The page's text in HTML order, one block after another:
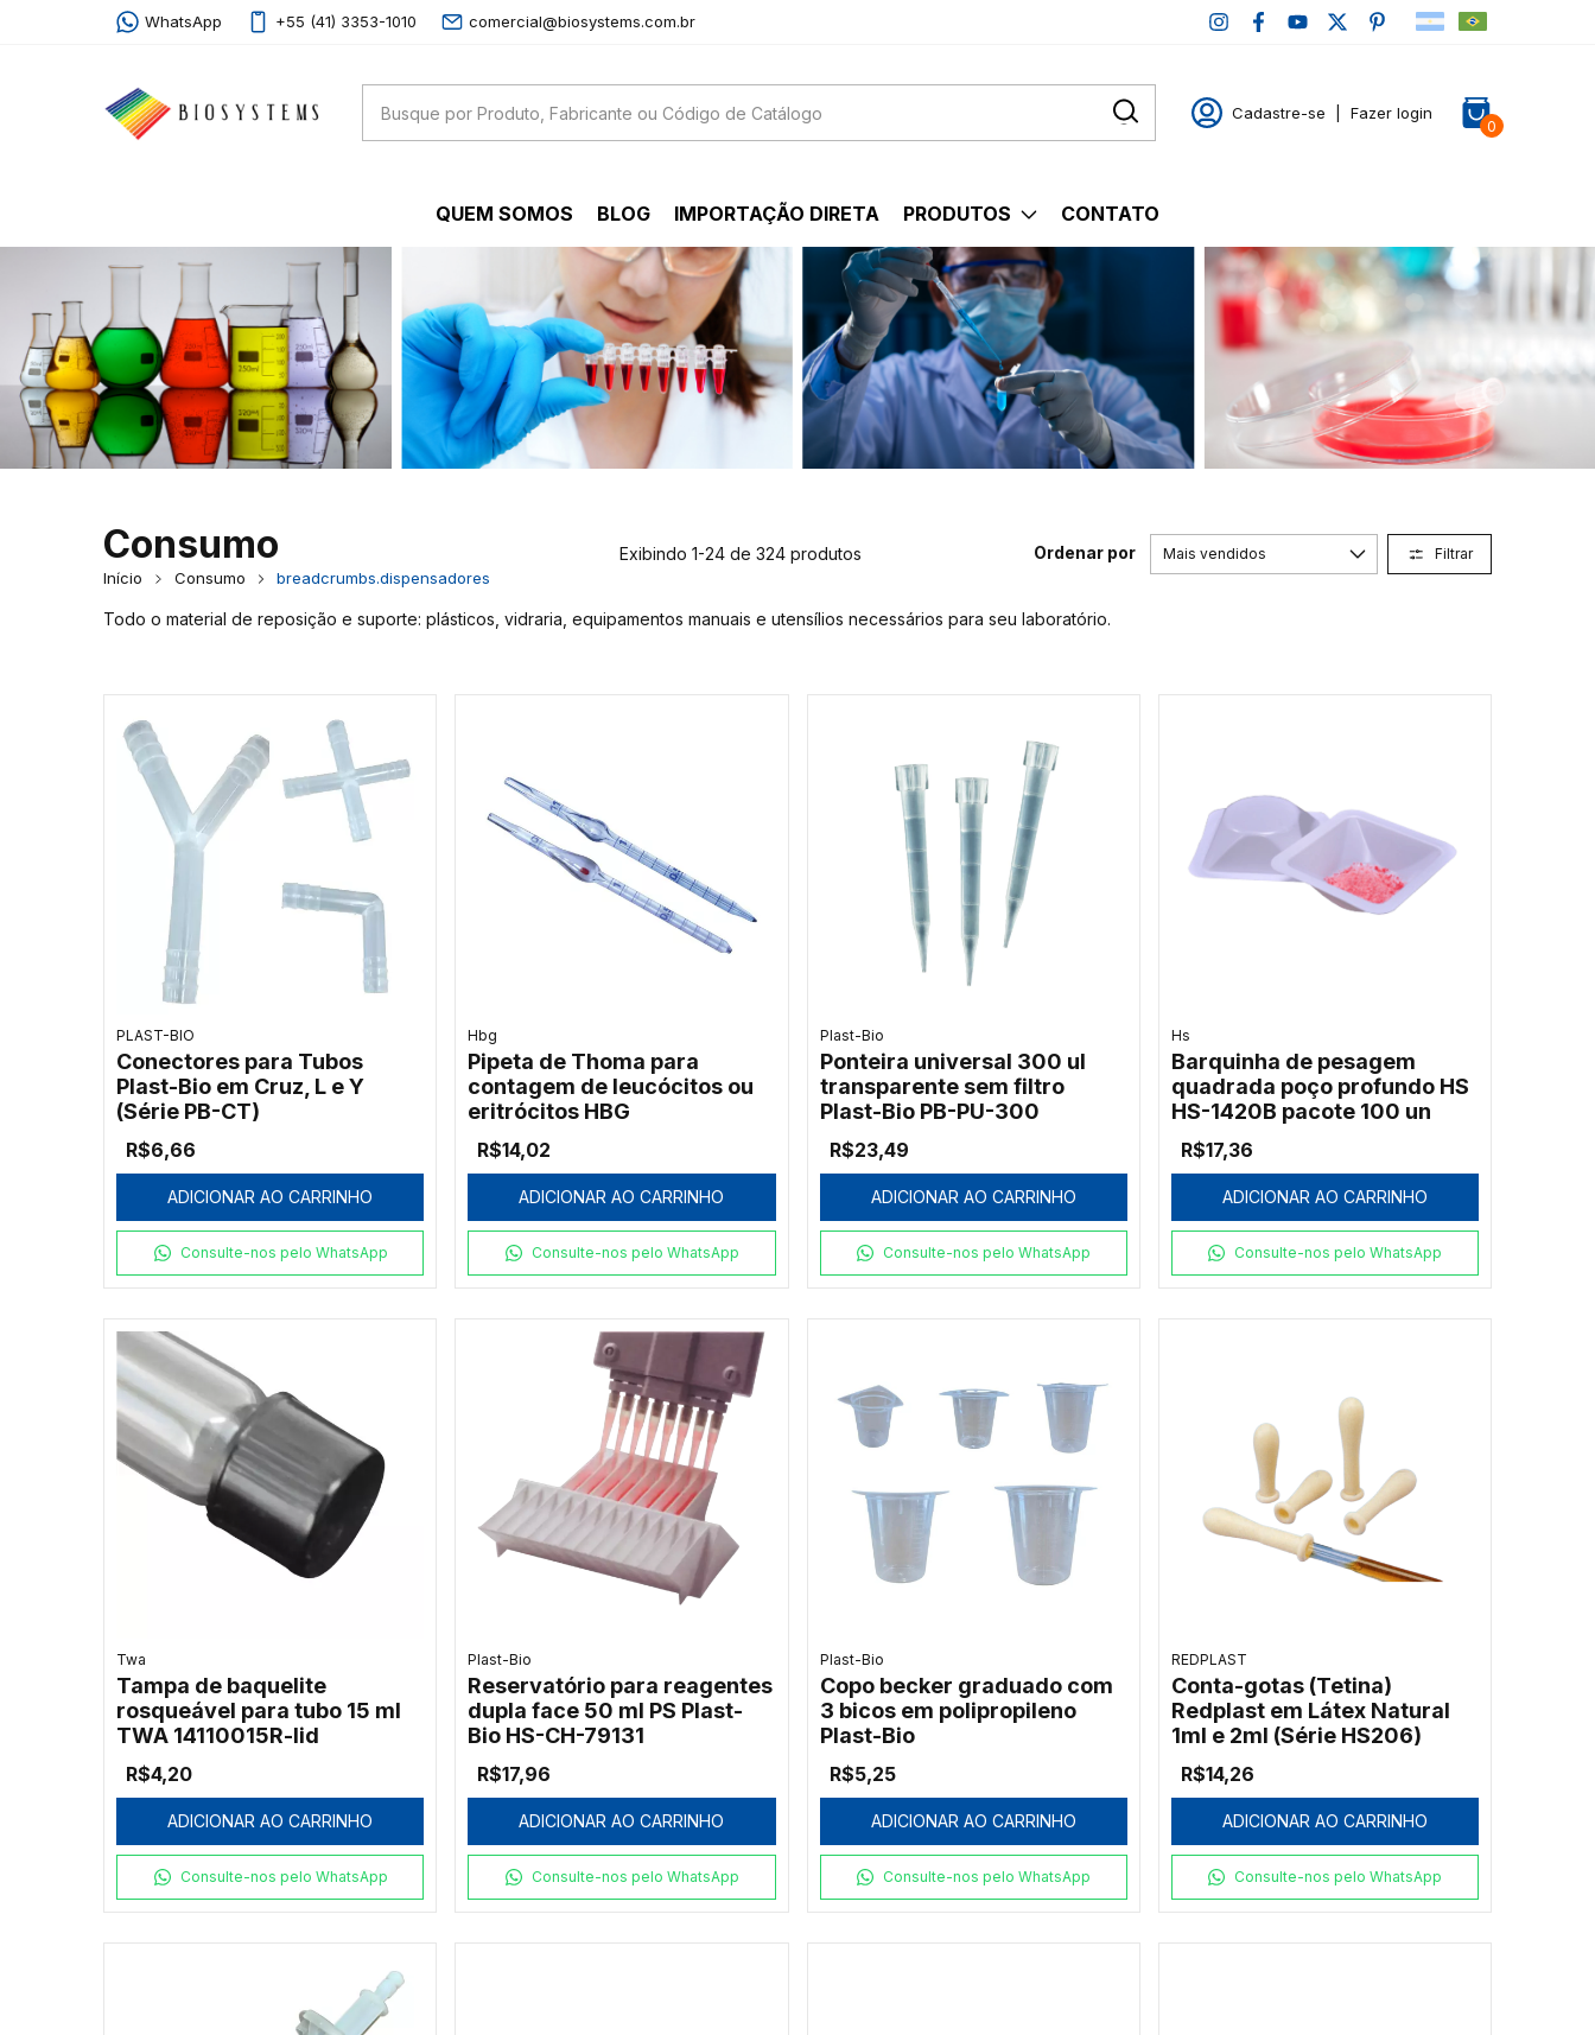
WhatsApp +55 (41) 3353-1010 comercial@biosystems.com.br
Cadastre-se Fazer login
0
QUEM SOMOS BLOG IMPORTAÇÃO DIRETA PRODUTOS CONTATO
Consumo
Início Consumo breadcrumbs.dispensadores
Exibindo 1-24 de 324 produtos Ordenar por Filtrar
Todo o material de reposição e suporte: plásticos, vidraria, equipamentos manuais e utensílios necessários para seu laboratório.
PLAST-BIO
Conectores para Tubos
Plast-Bio em Cruz, L e Y
(Série PB-CT)
R$6,66
ADICIONAR AO CARRINHO
Consulte-nos pelo WhatsApp
Hbg
Pipeta de Thoma para
contagem de leucócitos ou
eritrócitos HBG
R$14,02
ADICIONAR AO CARRINHO
Consulte-nos pelo WhatsApp
Plast-Bio
Ponteira universal 300 ul
transparente sem filtro
Plast-Bio PB-PU-300
R$23,49
ADICIONAR AO CARRINHO
Consulte-nos pelo WhatsApp
Hs
Barquinha de pesagem
quadrada poço profundo HS
HS-1420B pacote 100 un
R$17,36
ADICIONAR AO CARRINHO
Consulte-nos pelo WhatsApp
Twa
Tampa de baquelite
rosqueável para tubo 15 ml
TWA 14110015R-lid
R$4,20
ADICIONAR AO CARRINHO
Consulte-nos pelo WhatsApp
Plast-Bio
Reservatório para reagentes
dupla face 50 ml PS Plast-
Bio HS-CH-79131
R$17,96
ADICIONAR AO CARRINHO
Consulte-nos pelo WhatsApp
Plast-Bio
Copo becker graduado com
3 bicos em polipropileno
Plast-Bio
R$5,25
ADICIONAR AO CARRINHO
Consulte-nos pelo WhatsApp
REDPLAST
Conta-gotas (Tetina)
Redplast em Látex Natural
1ml e 2ml (Série HS206)
R$14,26
ADICIONAR AO CARRINHO
Consulte-nos pelo WhatsApp